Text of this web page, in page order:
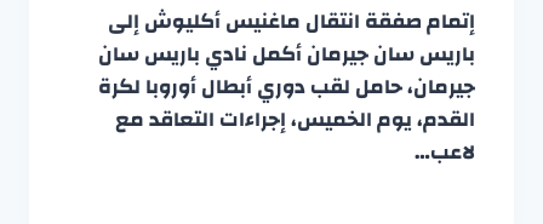
إتمام صفقة انتقال ماغنيس أكليوش إلى
باريس سان جيرمان أكمل نادي باريس سان
جيرمان، حامل لقب دوري أبطال أوروبا لكرة
القدم، يوم الخميس، إجراءات التعاقد مع
لاعب…